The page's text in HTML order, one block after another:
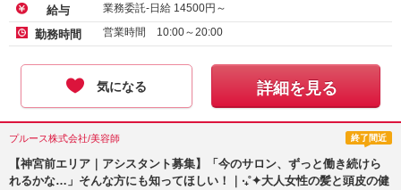
給与 業務委託-日給 14500円～
勤務時間 営業時間 10:00～20:00
気になる 詳細を見る
プルース株式会社/美容師 終了間近
【神宮前エリア｜アシスタント募集】「今のサロン、ずっと働き続けら
れるかな…」そんな方にも知ってほしい！｜‧₊˚✦大人女性の髪と頭皮の健